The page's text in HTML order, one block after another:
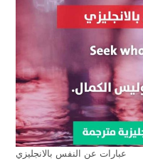
عبارات عن النفس بالانجليزي